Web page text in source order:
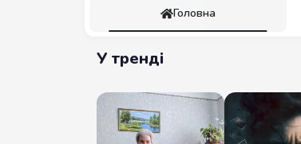
Головна
У тренді